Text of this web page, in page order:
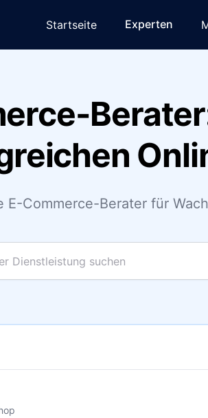
Startseite Experten
E-Commerce-Berater für